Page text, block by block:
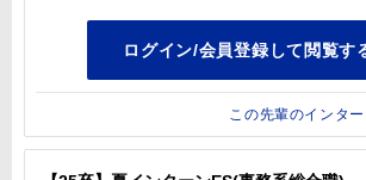
この先輩のインタ